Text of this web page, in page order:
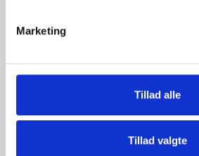
Marketing
Tillad alle
Tillad valgte
Åbningstider for kontor
Lørdag, søndag og helligdage: Lukket
Ved højtider og ferie kan ændringer